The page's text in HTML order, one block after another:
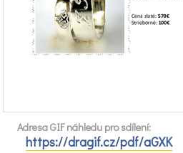
Adresa GIF náhledu pro sdílení:
https://dragif.cz/pdf/aGXK